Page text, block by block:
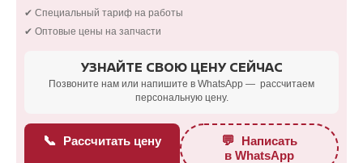
✔ Специальный тариф на работы
✔ Оптовые цены на запчасти
УЗНАЙТЕ СВОЮ ЦЕНУ СЕЙЧАС
Позвоните нам или напишите в WhatsApp — рассчитаем
персональную цену.
📞 Рассчитать цену 💬 Написать
в WhatsApp